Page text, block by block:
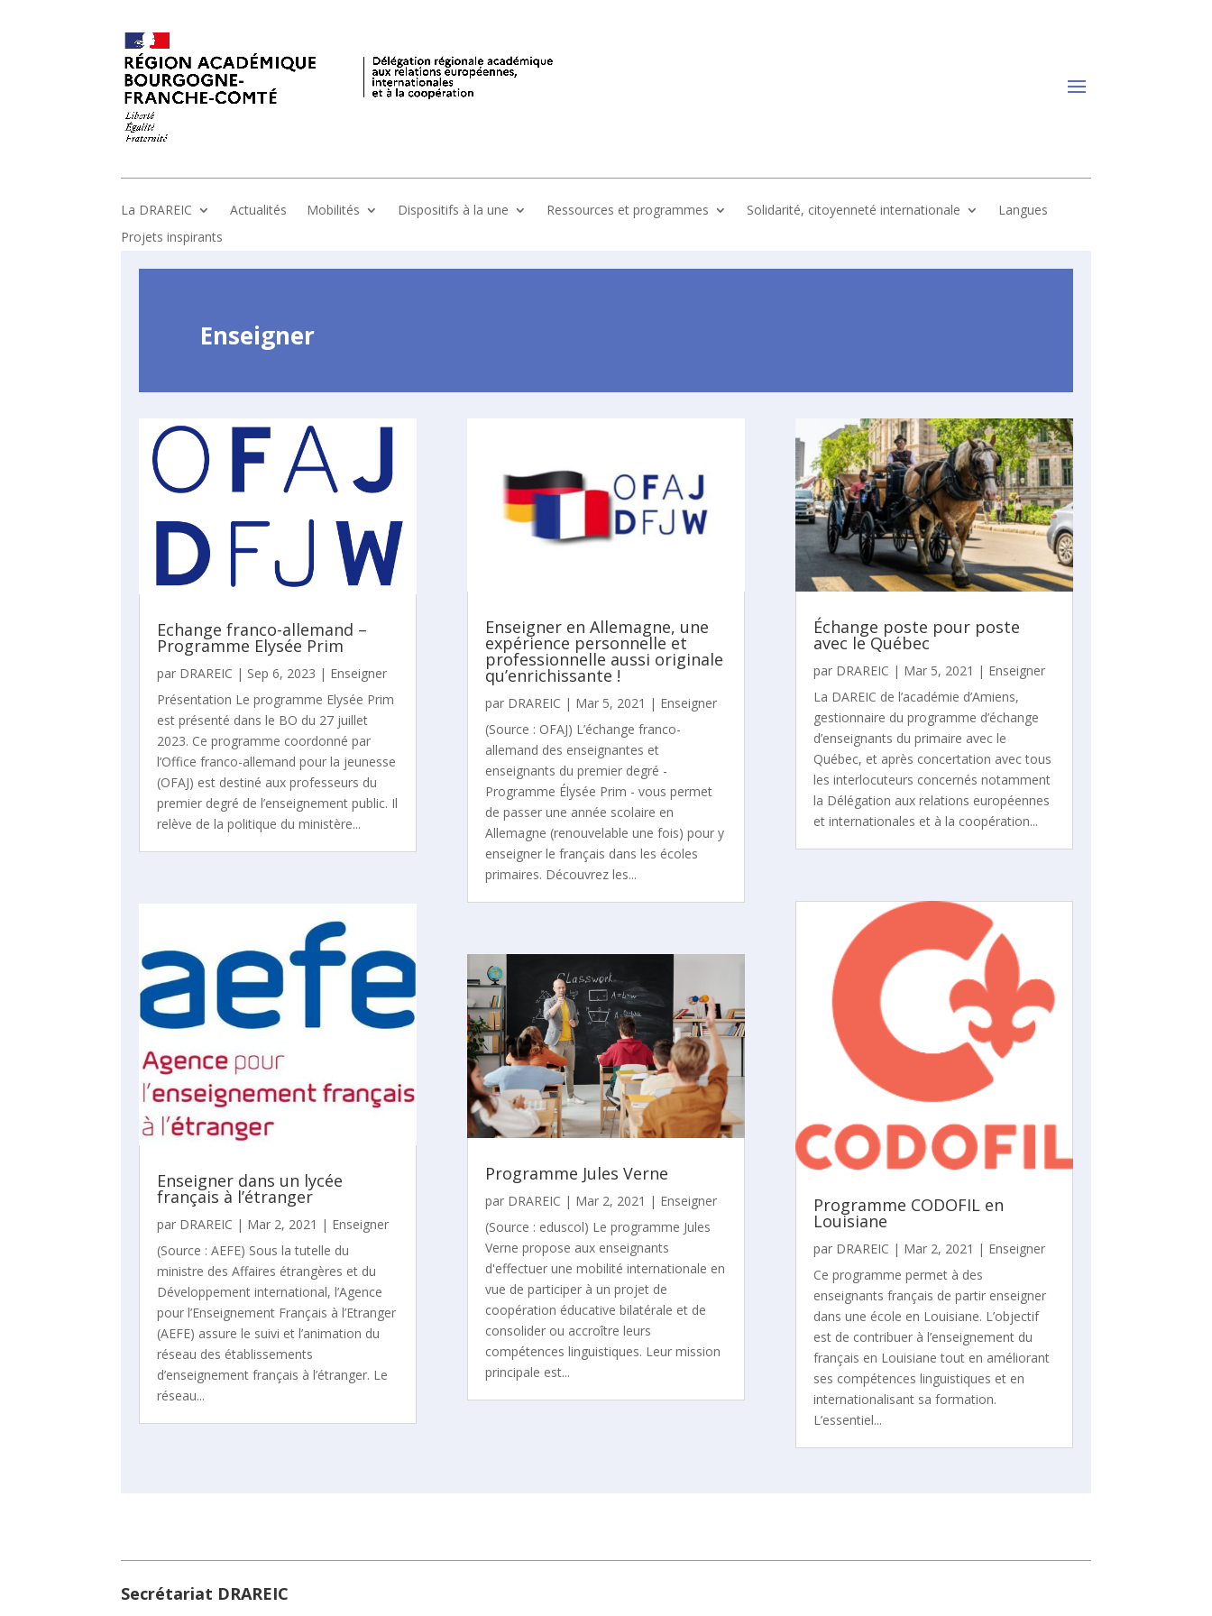
La DRAREIC Actualités Mobilités Dispositifs à la une Ressources et programmes Solidarité, citoyenneté internationale
Langues
Projets inspirants
Enseigner
Echange franco-allemand –
Programme Elysée Prim
par DRAREIC | Sep 6, 2023 | Enseigner
Présentation Le programme Elysée Prim
est présenté dans le BO du 27 juillet
2023. Ce programme coordonné par
l’Office franco-allemand pour la jeunesse
(OFAJ) est destiné aux professeurs du
premier degré de l’enseignement public. Il
relève de la politique du ministère...
Enseigner dans un lycée
français à l’étranger
par DRAREIC | Mar 2, 2021 | Enseigner
(Source : AEFE) Sous la tutelle du
ministre des Affaires étrangères et du
Développement international, l’Agence
pour l’Enseignement Français à l’Etranger
(AEFE) assure le suivi et l’animation du
réseau des établissements
d’enseignement français à l’étranger. Le
réseau...
Enseigner en Allemagne, une
expérience personnelle et
professionnelle aussi originale
qu’enrichissante !
par DRAREIC | Mar 5, 2021 | Enseigner
(Source : OFAJ) L’échange franco-
allemand des enseignantes et
enseignants du premier degré -
Programme Élysée Prim - vous permet
de passer une année scolaire en
Allemagne (renouvelable une fois) pour y
enseigner le français dans les écoles
primaires. Découvrez les...
Programme Jules Verne
par DRAREIC | Mar 2, 2021 | Enseigner
(Source : eduscol) Le programme Jules
Verne propose aux enseignants
d'effectuer une mobilité internationale en
vue de participer à un projet de
coopération éducative bilatérale et de
consolider ou accroître leurs
compétences linguistiques. Leur mission
principale est...
Échange poste pour poste
avec le Québec
par DRAREIC | Mar 5, 2021 | Enseigner
La DAREIC de l’académie d’Amiens,
gestionnaire du programme d’échange
d’enseignants du primaire avec le
Québec, et après concertation avec tous
les interlocuteurs concernés notamment
la Délégation aux relations européennes
et internationales et à la coopération...
Programme CODOFIL en
Louisiane
par DRAREIC | Mar 2, 2021 | Enseigner
Ce programme permet à des
enseignants français de partir enseigner
dans une école en Louisiane. L’objectif
est de contribuer à l’enseignement du
français en Louisiane tout en améliorant
ses compétences linguistiques et en
internationalisant sa formation.
L’essentiel...
Secrétariat DRAREIC